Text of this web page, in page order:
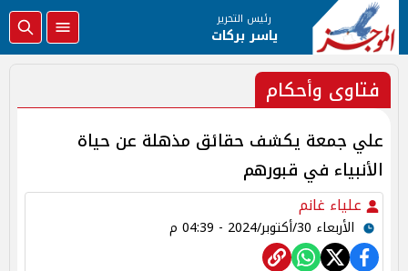
رئيس التحرير
ياسر بركات
فتاوى وأحكام
علي جمعة يكشف حقائق مذهلة عن حياة
الأنبياء في قبورهم
علياء غانم
الأربعاء 30/أكتوبر/2024 - 04:39 م